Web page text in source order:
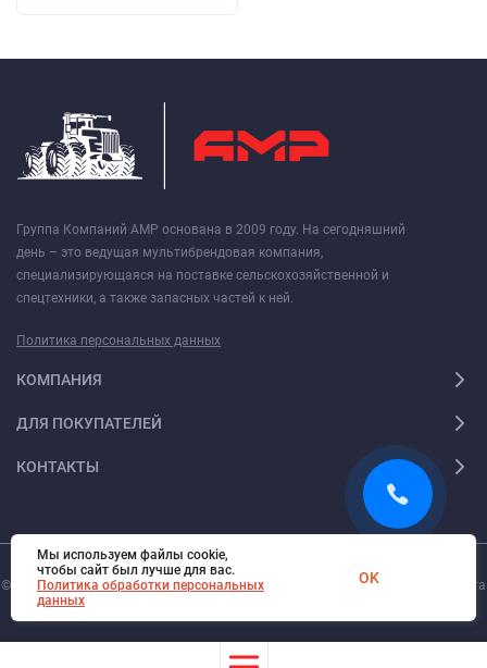
Группа Компаний АМР основана в 2009 году. На сегодняшний
день – это ведущая мультибрендовая компания,
специализирующаяся на поставке сельскохозяйственной и
спецтехники, а также запасных частей к ней.
Политика персональных данных
КОМПАНИЯ
ДЛЯ ПОКУПАТЕЛЕЙ
КОНТАКТЫ
© 2026. Все права защищены. Digi-Web.ru — создание и поддержка сайта
Мы используем файлы cookie,
чтобы сайт был лучше для вас.
Политика обработки персональных
данных
OK